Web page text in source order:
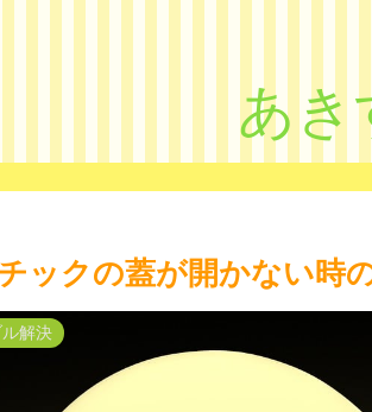
あき
ックの蓋が開かない時
解決